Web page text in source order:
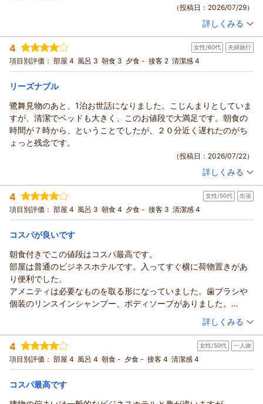
（投稿日：2026/07/29）
投稿者： ピーターさん(男性/60代)
宿泊プラン： 津和野の観光に便利！朝食プラン 朝のみ
宿泊価格帯： 4,001～5,000円(大人一人あたり/税込)
駅前ビジネスホテルつわのからの返信
この度は駅前ビジネスホテルつわののご利用まことにありがと
うございました。
またいらっしゃってください心よりおまちしております。
詳しくみる
4 女性/60代 夫婦旅行
項目別評価： 部屋 4 風呂 3 朝食 3 夕食 - 接客 2 清潔感 4
リーズナブル
鷺舞見物のあと、1泊お世話になりました。こじんまりとしていま
すが、清潔でベッドも大きく、このお値段で大満足です。朝食の
時間が７時から、ということでしたが、２０分近く遅れたのがち
ょっと残念です。
（投稿日：2026/07/22）
投稿者： kumiさん(女性/60代)
宿泊プラン： 津和野の観光に便利！朝食プラン 朝のみ
宿泊価格帯： 4,001～5,000円(大人一人あたり/税込)
駅前ビジネスホテルつわのからの返信
この度は駅前ビジネスホテルつわののご利用まことにありがと
うございました。
朝食が遅れて申し訳ございません。今後このようなことが内容
努力してまいります。
（返信日：2026/07/25）
詳しくみる
4 女性/50代 出張
項目別評価： 部屋 4 風呂 3 朝食 4 夕食 - 接客 3 清潔感 4
コスパが良いです
朝食付きでこの値段はコスパ最高です。
部屋は普通のビジネスホテルです。入ってすぐ横に荷物置きがあ
り便利でした。
アメニティは必要なものを取る形になっていました。歯ブラシや
個装のリンスインシャンプー、ボディソープがありました。
女性用のクレンジング等はないので持参する必要があります。
ベッド周辺にコンセントがなく、離れたところに2つあるだけなの
で、延長コードがあるとよいと思いました。
洗面に手洗いソープはありません。多少料金が上がっても、手洗
い用の石鹸は置いてほしいと思いました。
た。美味しくいだきました。
広い駐車場も無料でしたし、ウォーターサーバーも設置されてい
（投稿日：2026/07/19）
宿泊時期： 2026年07月宿泊 (出張)
投稿者： ジュンさん
宿泊プラン： 津和野の観光に便利！朝食プラン ツイン
宿泊価格帯： 6,001～7,000円(大人一人あたり/税込)
詳しくみる
4 女性/50代 一人旅
項目別評価： 部屋 4 風呂 4 朝食 - 夕食 - 接客 4 清潔感 4
コスパ最高です